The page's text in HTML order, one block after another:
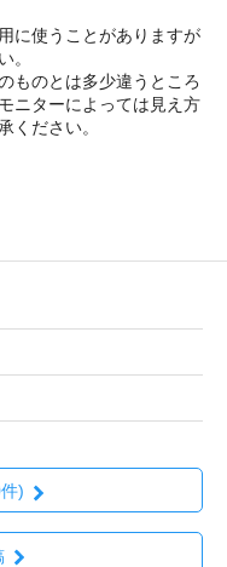
に使うことがありますが
。
ものとは多少違うところ
ニターによっては見え方
ください。
)